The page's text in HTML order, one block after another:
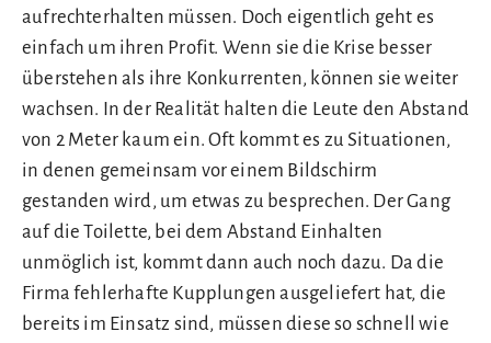
aufrechterhalten müssen. Doch eigentlich geht es
einfach um ihren Profit. Wenn sie die Krise besser
überstehen als ihre Konkurrenten, können sie weiter
wachsen. In der Realität halten die Leute den Abstand
von 2 Meter kaum ein. Oft kommt es zu Situationen,
in denen gemeinsam vor einem Bildschirm
gestanden wird, um etwas zu besprechen. Der Gang
auf die Toilette, bei dem Abstand Einhalten
unmöglich ist, kommt dann auch noch dazu. Da die
Firma fehlerhafte Kupplungen ausgeliefert hat, die
bereits im Einsatz sind, müssen diese so schnell wie